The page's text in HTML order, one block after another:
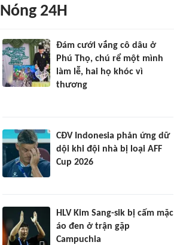
Nóng 24H
Đám cưới vắng cô dâu ở
Phú Thọ, chú rể một mình
làm lễ, hai họ khóc vì
thương
CĐV Indonesia phản ứng dữ
dội khi đội nhà bị loại AFF
Cup 2026
HLV Kim Sang-sik bị cấm mặc
áo đen ở trận gặp
Campuchia